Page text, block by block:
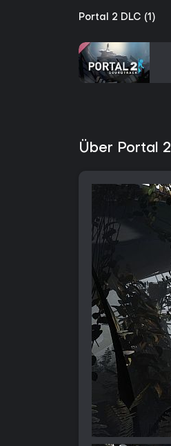
Portal 2 DLC (1)
Über Portal 2